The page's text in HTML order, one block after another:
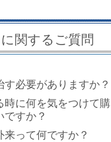
関するご質問
す必要がありますか？
時に何を気をつけて購
ですか？
来って何ですか？